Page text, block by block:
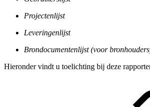
Projectenlijst
Leveringenlijst
Brondocumentenlijst (voor
Hieronder vindt u toelichting bij deze